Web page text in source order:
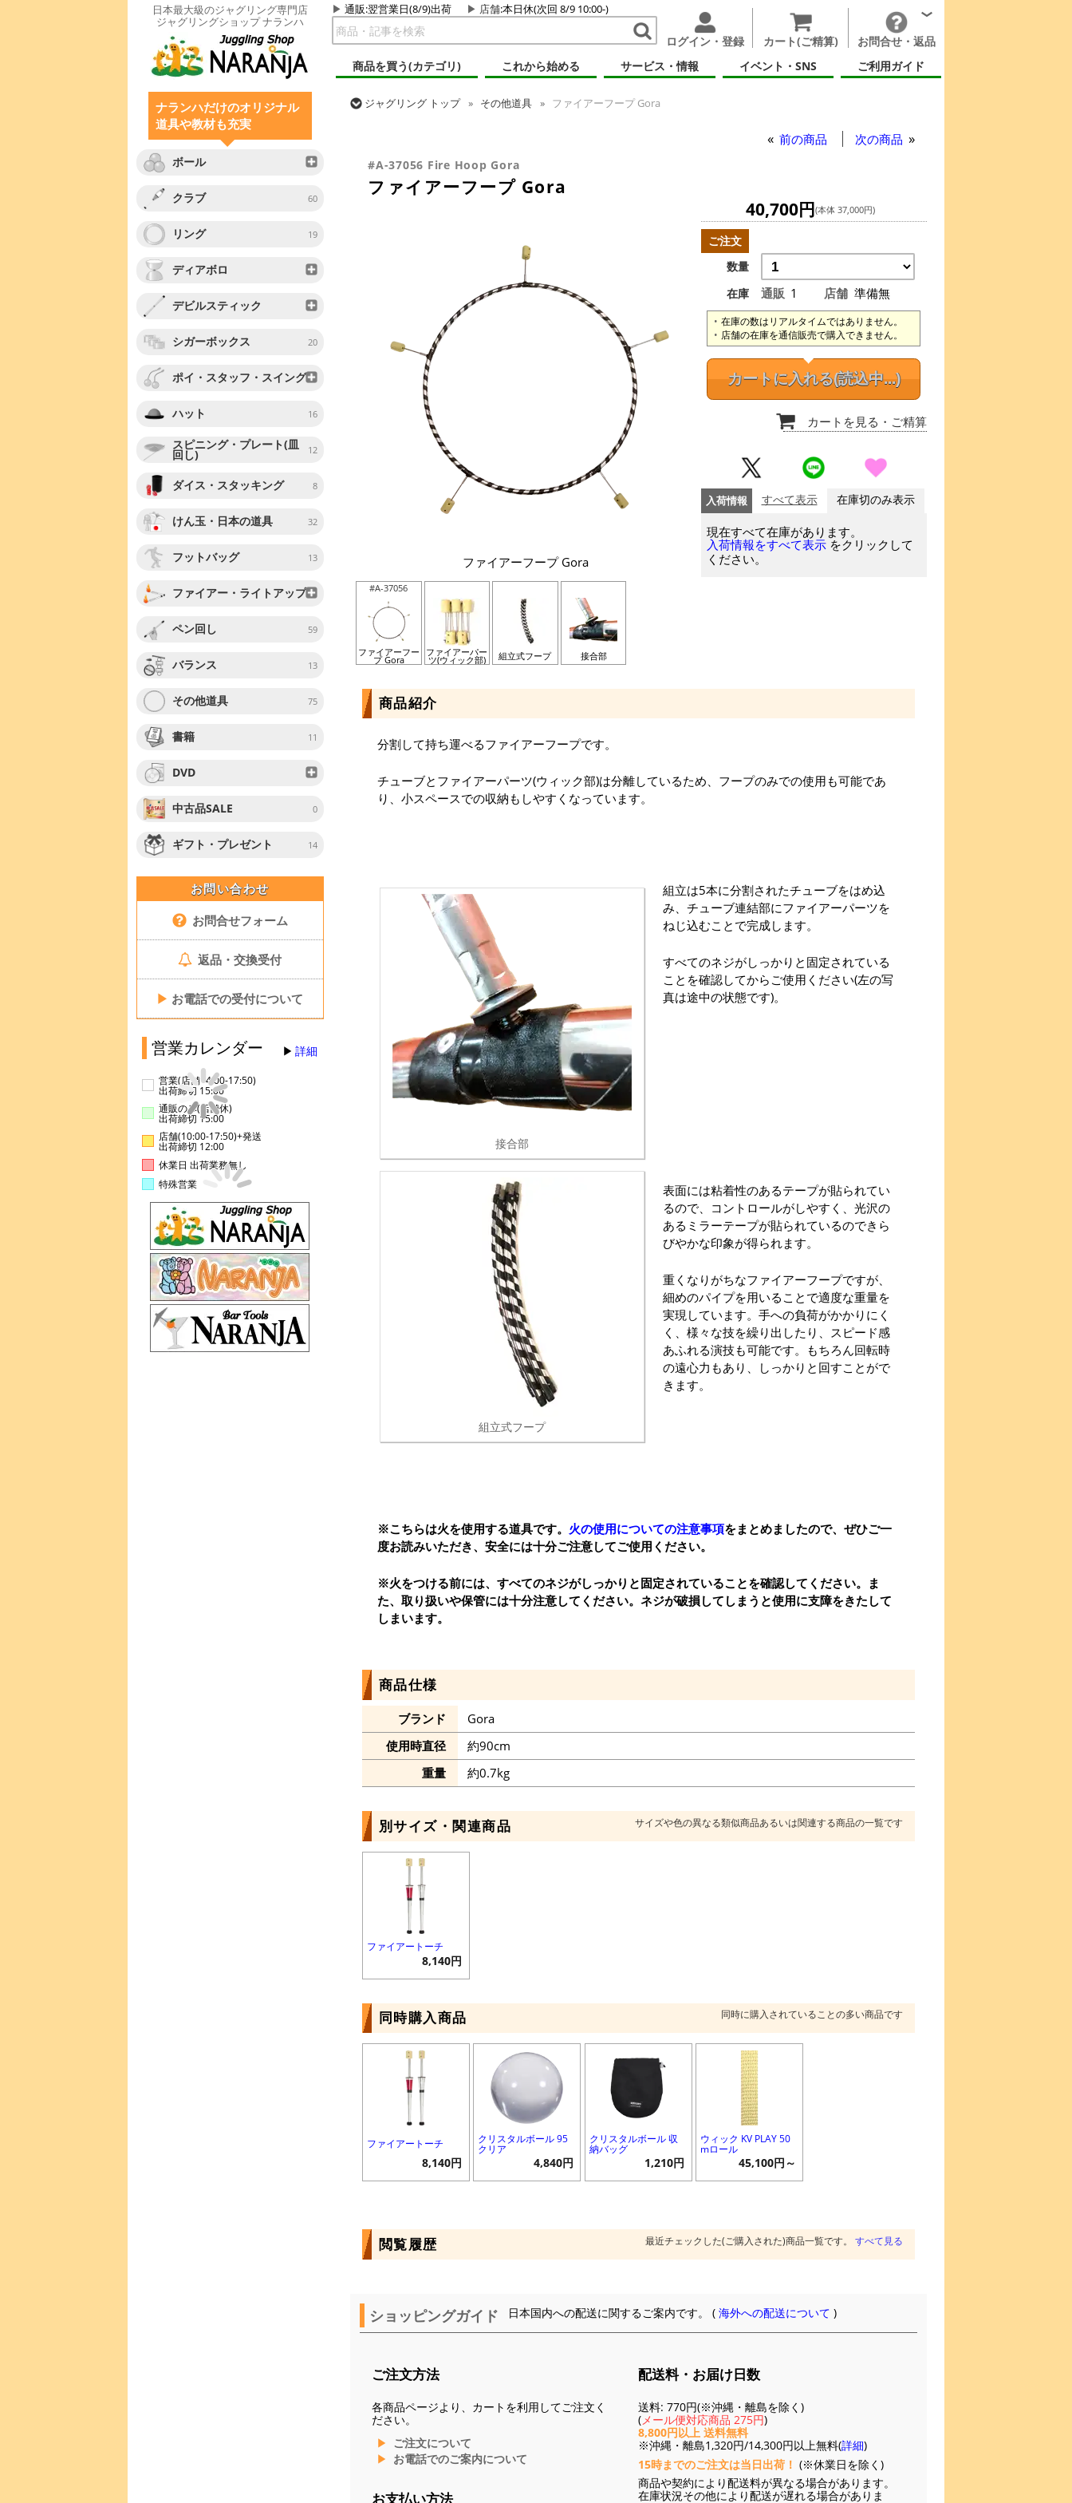
日本最大級のジャグリング専門店
ジャグリングショップ ナランハ
通販:翌営業日(8/9)出荷 店舗:本日休(次回 8/9 10:00-)
ログイン・登録 カート(ご精算)
お問合せ・返品
商品を買う(カテゴリ)
これから始める サービス・情報 イベント・SNS ご利用ガイド
ナランハだけのオリジナル
道具や教材も充実
ボール
クラブ 60
リング 19
ディアボロ
デビルスティック
シガーボックス 20
ポイ・スタッフ・スイング
ハット 16
スピニング・プレート(皿
回し) 12
ダイス・スタッキング 8
けん玉・日本の道具 32
フットバッグ 13
ファイアー・ライトアップ
ペン回し 59
バランス 13
その他道具 75
書籍 11
DVD
中古品SALE 0
ギフト・プレゼント 14
お問い合わせ
お問合せフォーム
返品・交換受付
▶ お電話での受付について
営業カレンダー 詳細
営業(店舗14:00-17:50)
出荷締切 15:00
通販のみ(店舗休)
出荷締切 15:00
店舗(10:00-17:50)+発送
出荷締切 12:00
休業日 出荷業務無し
特殊営業
ジャグリング トップ その他道具
ファイアーフープ Gora
前の商品 次の商品
#A-37056 Fire Hoop Gora
ファイアーフープ Gora
ファイアーフープ Gora
#A-37056
ファイアーフー
プ Gora
ファイアーパー
ツ(ウィック部) 組立式フープ 接合部
40,700円(本体 37,000円)
ご注文
数量
在庫
通販 1 店舗 準備無
在庫の数はリアルタイムではありません。
店舗の在庫を通信販売で購入できません。
カートに入れる(読込中...)
カートを見る ・ご精算
入荷情報 すべて表示 在庫切のみ表示
現在すべて在庫があります。
入荷情報をすべて表示 をクリックして
ください。
商品紹介
分割して持ち運べるファイアーフープです。
チューブとファイアーパーツ(ウィック部)は分離しているため、フープのみでの使用も可能であ
り、小スペースでの収納もしやすくなっています。
接合部
組立は5本に分割されたチューブをはめ込
み、チューブ連結部にファイアーパーツを
ねじ込むことで完成します。
すべてのネジがしっかりと固定されている
ことを確認してからご使用ください(左の写
真は途中の状態です)。
組立式フープ
表面には粘着性のあるテープが貼られてい
るので、コントロールがしやすく、光沢の
あるミラーテープが貼られているのできら
びやかな印象が得られます。
重くなりがちなファイアーフープですが、
細めのパイプを用いることで適度な重量を
実現しています。手への負荷がかかりにく
く、様々な技を繰り出したり、スピード感
あふれる演技も可能です。もちろん回転時
の遠心力もあり、しっかりと回すことがで
きます。
※こちらは火を使用する道具です。 火の使用についての注意事項をまとめましたので、ぜひご一
度お読みいただき、安全には十分ご注意してご使用ください。
※火をつける前には、すべてのネジがしっかりと固定されていることを確認してください。ま
た、取り扱いや保管には十分注意してください。ネジが破損してしまうと使用に支障をきたして
しまいます。
商品仕様
ブランド
Gora
使用時直径
約90cm
重量
約0.7kg
別サイズ・関連商品 サイズや色の異なる類似商品あるいは関連する商品の一覧です
ファイアートーチ
8,140円
同時購入商品 同時に購入されていることの多い商品です
ファイアートーチ
8,140円
クリスタルボール 95
クリア
4,840円
クリスタルボール 収
納バッグ
1,210円
ウィック KV PLAY 50
mロール
45,100円～
閲覧履歴 最近チェックした(ご購入された)商品一覧です。 すべて見る
ショッピングガイド 日本国内への配送に関するご案内です。 (海外への配送について )
ご注文方法
各商品ページより、カートを利用してご注文く
ださい。
ご注文について
お電話でのご案内について
お支払い方法
配送料・お届け日数
送料: 770円(※沖縄・離島を除く)
(メール便対応商品 275円)
8,800円以上 送料無料
※沖縄・離島1,320円/14,300円以上無料(詳細)
15時までのご注文は当日出荷！ (※休業日を除く)
商品や契約により配送料が異なる場合があります。
在庫状況その他により配送が遅れる場合がありま